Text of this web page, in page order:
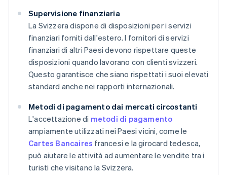
Supervisione finanziaria
La Svizzera dispone di disposizioni per i servizi
finanziari forniti dall'estero. I fornitori di servizi
finanziari di altri Paesi devono rispettare queste
disposizioni quando lavorano con clienti svizzeri.
Questo garantisce che siano rispettati i suoi elevati
standard anche nei rapporti internazionali.
Metodi di pagamento dai mercati circostanti
L'accettazione di metodi di pagamento
ampiamente utilizzati nei Paesi vicini, come le
Cartes Bancaires francesi e la girocard tedesca,
può aiutare le attività ad aumentare le vendite tra i
turisti che visitano la Svizzera.